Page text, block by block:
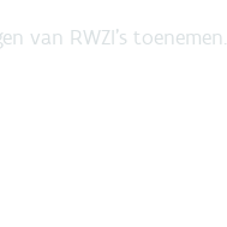
van RWZI’s toenemen.